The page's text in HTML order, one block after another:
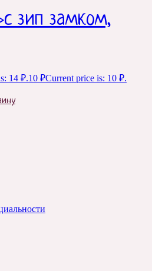
зип замком,
14 ₽.10 ₽Current price is: 10 ₽.